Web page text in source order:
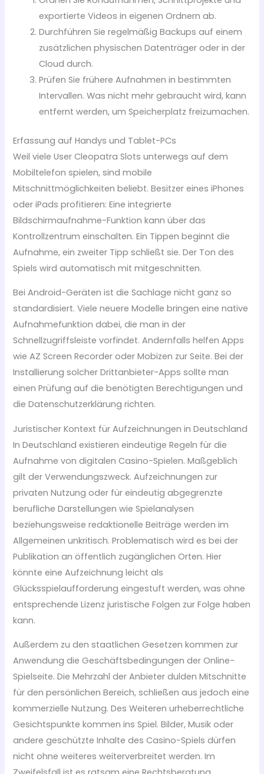
exportierte Videos in eigenen Ordnern ab.
Durchführen Sie regelmäßig Backups auf einem
zusätzlichen physischen Datenträger oder in der
Cloud durch.
Prüfen Sie frühere Aufnahmen in bestimmten
Intervallen. Was nicht mehr gebraucht wird, kann
entfernt werden, um Speicherplatz freizumachen.
Erfassung auf Handys und Tablet-PCs
Weil viele User Cleopatra Slots unterwegs auf dem
Mobiltelefon spielen, sind mobile
Mitschnittmöglichkeiten beliebt. Besitzer eines iPhones
oder iPads profitieren: Eine integrierte
Bildschirmaufnahme-Funktion kann über das
Kontrollzentrum einschalten. Ein Tippen beginnt die
Aufnahme, ein zweiter Tipp schließt sie. Der Ton des
Spiels wird automatisch mit mitgeschnitten.
Bei Android-Geräten ist die Sachlage nicht ganz so
standardisiert. Viele neuere Modelle bringen eine native
Aufnahmefunktion dabei, die man in der
Schnellzugriffsleiste vorfindet. Andernfalls helfen Apps
wie AZ Screen Recorder oder Mobizen zur Seite. Bei der
Installierung solcher Drittanbieter-Apps sollte man
einen Prüfung auf die benötigten Berechtigungen und
die Datenschutzerklärung richten.
Juristischer Kontext für Aufzeichnungen in Deutschland
In Deutschland existieren eindeutige Regeln für die
Aufnahme von digitalen Casino-Spielen. Maßgeblich
gilt der Verwendungszweck. Aufzeichnungen zur
privaten Nutzung oder für eindeutig abgegrenzte
berufliche Darstellungen wie Spielanalysen
beziehungsweise redaktionelle Beiträge werden im
Allgemeinen unkritisch. Problematisch wird es bei der
Publikation an öffentlich zugänglichen Orten. Hier
könnte eine Aufzeichnung leicht als
Glücksspielaufforderung eingestuft werden, was ohne
entsprechende Lizenz juristische Folgen zur Folge haben
kann.
Außerdem zu den staatlichen Gesetzen kommen zur
Anwendung die Geschäftsbedingungen der Online-
Spielseite. Die Mehrzahl der Anbieter dulden Mitschnitte
für den persönlichen Bereich, schließen aus jedoch eine
kommerzielle Nutzung. Des Weiteren urheberrechtliche
Gesichtspunkte kommen ins Spiel. Bilder, Musik oder
andere geschützte Inhalte des Casino-Spiels dürfen
nicht ohne weiteres weiterverbreitet werden. Im